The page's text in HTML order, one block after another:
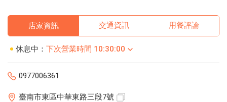
店家資訊 交通資訊 用餐評論
休息中： 下次營業時間 10:30:00
0977006361
臺南市東區中華東路三段7號